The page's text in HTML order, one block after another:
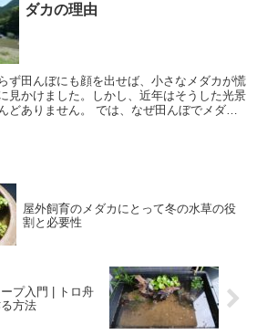
ダカの理由
ず田んぼにも顔を出せば、小さなメダカが慌
見かけました。しかし、近年はそうした光景
どありません。 では、なぜ田んぼでメダカ
屋外飼育のメダカにとって冬の水草の役
割と必要性
プ入門 | トロ舟
方法